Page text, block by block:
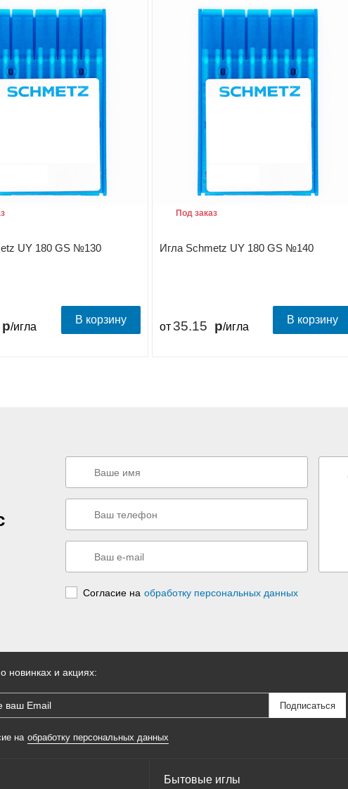
UY 180 GS №130
/игла
В корзину
Игла Schmetz UY 180 GS №140
Под заказ
от 35.15 /игла
В корзину
Согласие на обработку персональных данных
новинках и акциях:
на обработку персональных данных
Бытовые иглы